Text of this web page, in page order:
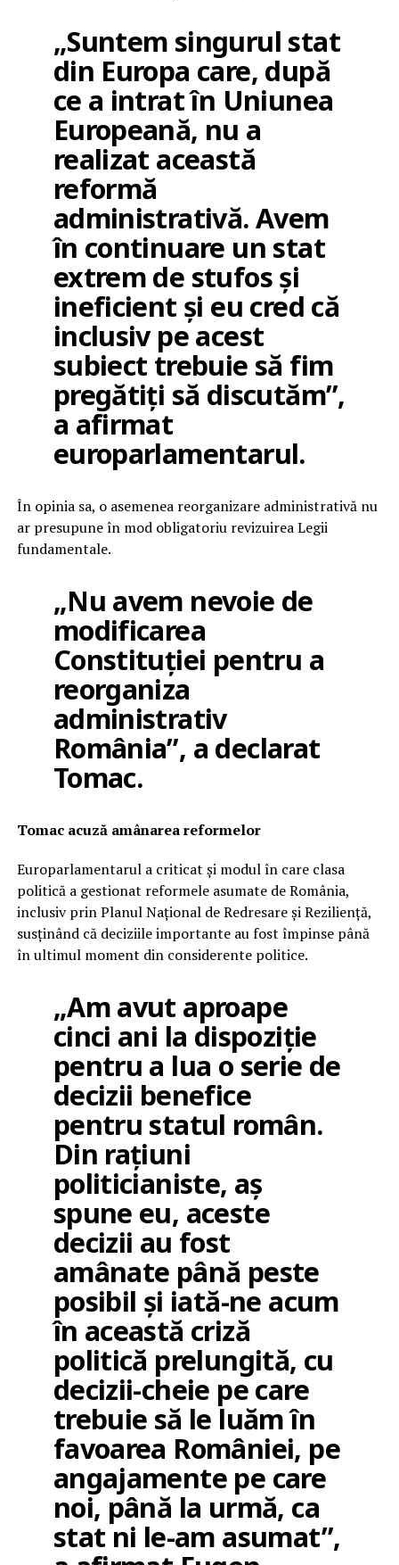
„Suntem singurul stat
din Europa care, după
ce a intrat în Uniunea
Europeană, nu a
realizat această
reformă
administrativă. Avem
în continuare un stat
extrem de stufos și
ineficient și eu cred că
inclusiv pe acest
subiect trebuie să fim
pregătiți să discutăm”,
a afirmat
europarlamentarul.
În opinia sa, o asemenea reorganizare administrativă nu
ar presupune în mod obligatoriu revizuirea Legii
fundamentale.
„Nu avem nevoie de
modificarea
Constituției pentru a
reorganiza
administrativ
România”, a declarat
Tomac.
Tomac acuză amânarea reformelor
Europarlamentarul a criticat și modul în care clasa
politică a gestionat reformele asumate de România,
inclusiv prin Planul Național de Redresare și Reziliență,
susținând că deciziile importante au fost împinse până
în ultimul moment din considerente politice.
„Am avut aproape
cinci ani la dispoziție
pentru a lua o serie de
decizii benefice
pentru statul român.
Din rațiuni
politicianiste, aș
spune eu, aceste
decizii au fost
amânate până peste
posibil și iată-ne acum
în această criză
politică prelungită, cu
decizii-cheie pe care
trebuie să le luăm în
favoarea României, pe
angajamente pe care
noi, până la urmă, ca
stat ni le-am asumat”,